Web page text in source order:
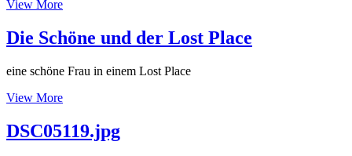
View MoreDSC05123.jpg
Die Schöne und der Lost Place
eine schöne Frau in einem Lost Place
View MoreDie
und
der
DSC05119.jpg